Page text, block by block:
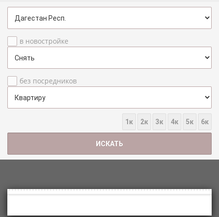
в новостройке
без посредников
1к 2к 3к 4к 5к 6к